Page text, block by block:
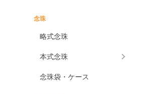
念珠
略式念珠
本式念珠
念珠袋・ケース